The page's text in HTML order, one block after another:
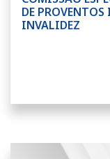
DE
INVALIDEZ